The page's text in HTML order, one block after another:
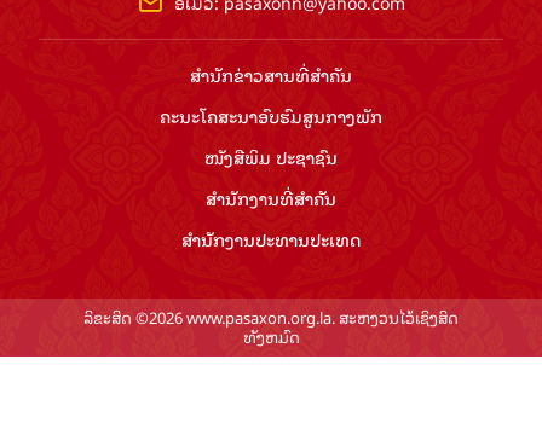
ສຳ​ນັກ​ຂ່າວ​ສານ​ທີ່​ສຳ​ຄັນ​
ຄະນະໂຄສະນາອົບຮົມ​ສູນ​ກາງ​ພັກ
ໜັງສືພິມ ປະ​ຊາ​ຊົນ
ສຳ​ນັກ​ງານ​ທີ່​ສຳ​ຄັນ
ສຳ​ນັກ​ງານ​ປະ​ທານ​ປະ​ເທດ
ລິຂະສິດ ©2026 www.pasaxon.org.la. ສະຫງວນໄວ້ເຊິງສິດ
ທັງຫມົດ